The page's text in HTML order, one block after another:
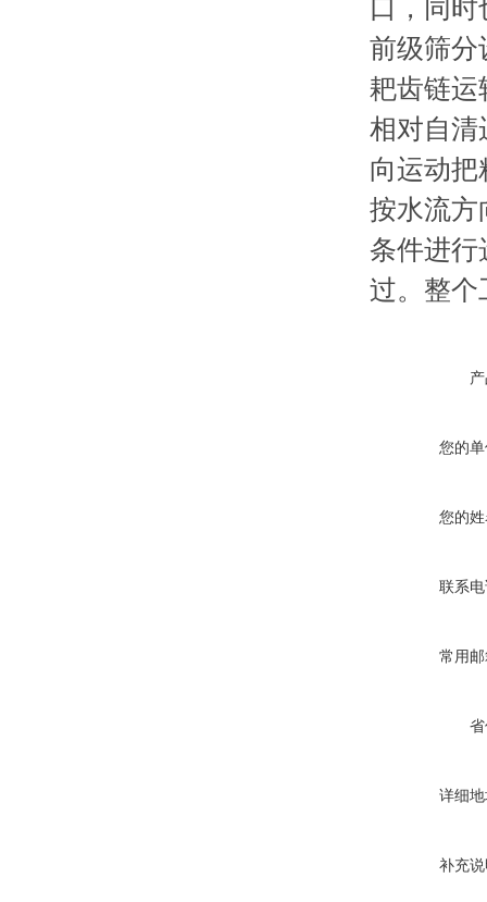
口，同
前级筛分
耙齿链运
相对自清
向运动把
按水流方
条件进行
过。整个
您的
您的
联系
常用
详细
补充